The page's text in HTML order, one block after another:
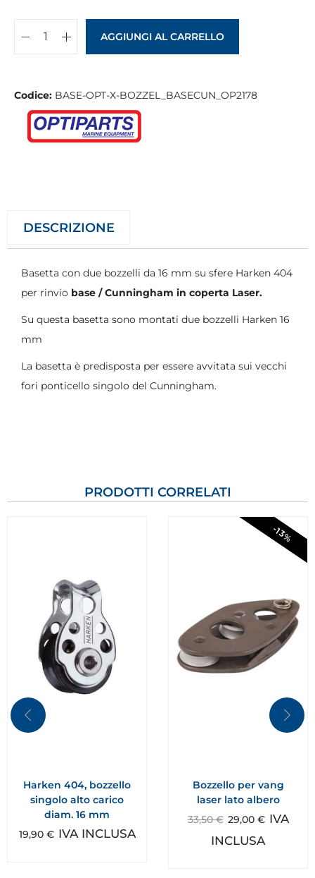
AGGIUNGI AL CARRELLO
Codice: BASE-OPT-X-BOZZEL_BASECUN_OP2178
DESCRIZIONE
Basetta con due bozzelli da 16 mm su sfere Harken 404
per rinvio base / Cunningham in coperta Laser.
Su questa basetta sono montati due bozzelli Harken 16
mm
La basetta è predisposta per essere avvitata sui vecchi
fori ponticello singolo del Cunningham.
PRODOTTI CORRELATI
Harken 404, bozzello
singolo alto carico
diam. 16 mm
19,90 € IVA INCLUSA
-13%
Bozzello per vang
laser lato albero
33,50€ 29,00 € IVA
INCLUSA